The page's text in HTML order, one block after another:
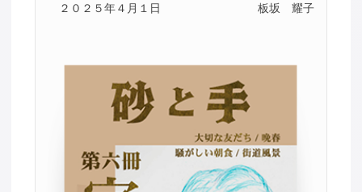
２０２５年４月１日 板坂 耀子